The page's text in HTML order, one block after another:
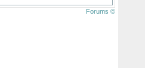
Forums ©